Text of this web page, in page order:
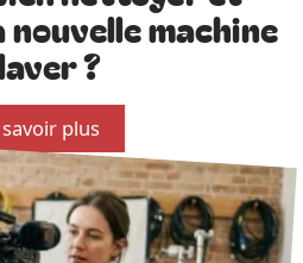
machine
?
savoir plus